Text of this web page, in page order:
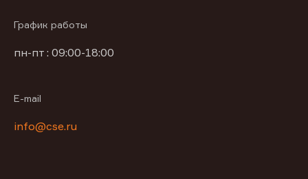
График работы
пн-пт : 09:00-18:00
E-mail
info@cse.ru